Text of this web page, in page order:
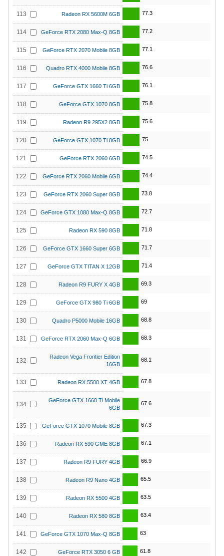
113 Radeon RX 5600M 6GB 77.3
114 GeForce RTX 2080 Max-Q 8GB 77.2
115 GeForce RTX 2070 Mobile 8GB 77.1
116 Quadro RTX 4000 Mobile 8GB 76.6
117 GeForce GTX 1660 Ti 6GB 76.1
118 GeForce GTX 1070 8GB 75.8
119 Radeon R9 295X2 8GB 75.6
120 GeForce GTX 1070 Ti 8GB 75
121 GeForce RTX 2060 6GB 74.5
122 GeForce RTX 2060 Mobile 6GB 74.4
123 GeForce RTX 2060 Super 8GB 73.8
124 GeForce GTX 1080 Max-Q 8GB 72.7
125 Radeon RX 590 8GB 71.8
126 GeForce GTX 1660 Super 6GB 71.7
127 GeForce GTX TITAN X 12GB 71.4
128 Radeon R9 FURY X 4GB 69.3
129 GeForce GTX 980 Ti 6GB 69
130 Quadro P5000 Mobile 16GB 68.8
131 GeForce RTX 2060 Max-Q 6GB 68.3
132
Radeon Vega Frontier Edition
16GB
68.1
133 Radeon RX 5500 XT 4GB 67.8
134
GeForce GTX 1660 Ti Mobile
6GB
67.6
135 GeForce GTX 1070 Mobile 8GB 67.3
136 Radeon RX 590 GME 8GB 67.1
137 Radeon R9 FURY 4GB 66.9
138 Radeon R9 Nano 4GB 65.5
139 Radeon RX 5500 4GB 63.5
140 Radeon RX 580 8GB 63.4
141 GeForce GTX 1070 Max-Q 8GB 63
142 GeForce RTX 3050 6 GB 61.8